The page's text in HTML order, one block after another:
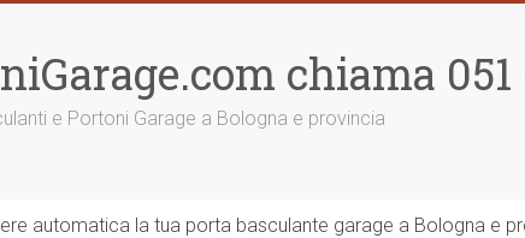
chiama 051
e Portoni Garage a Bologna e provincia
automatica la tua porta basculante garage a Bologna e